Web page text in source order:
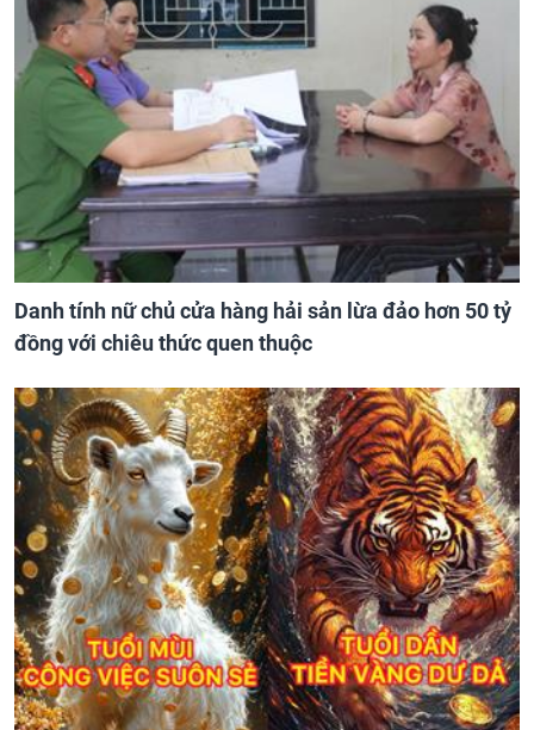
Danh tính nữ chủ cửa hàng hải sản lừa đảo hơn 50 tỷ
đồng với chiêu thức quen thuộc